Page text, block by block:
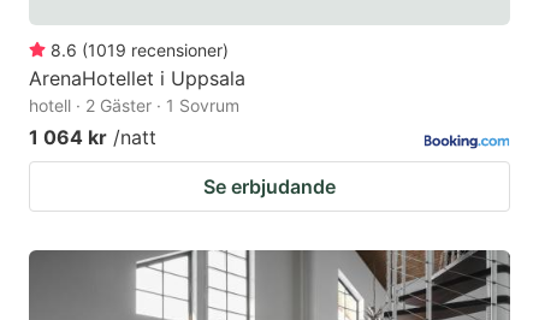
8.6 (1019 recensioner)
ArenaHotellet i Uppsala
hotell · 2 Gäster · 1 Sovrum
1 064 kr /natt
Se erbjudande